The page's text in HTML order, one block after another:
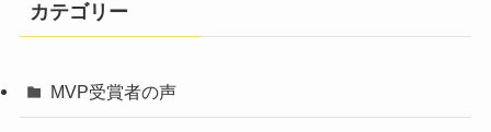
ブ
カテゴリー
MVP受賞者の声